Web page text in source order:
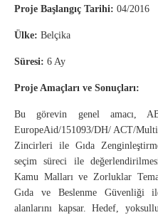
Proje Başlangıç Tarihi: 04/2016
Ülke: Belçika
Süresi: 6 Ay
Proje Amaçları ve Sonuçları:
Bu görevin genel amacı,
EuropeAid/151093/DH/ ACT/
Zincirleri ile Gıda
seçim süreci ile
Kamu Malları ve Zorluklar
Gıda ve Beslenme Güvenliği
alanlarını kapsar. Hedef,